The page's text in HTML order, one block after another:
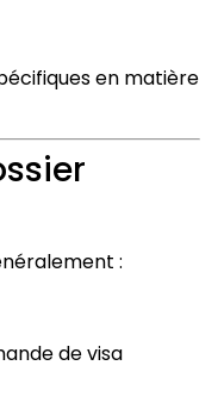
en matière
:
de visa